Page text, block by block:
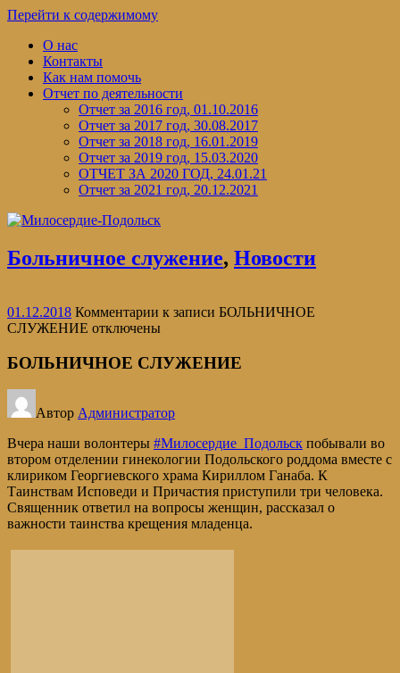
Перейти к содержимому
О нас
Контакты
Как нам помочь
Отчет по деятельности
Отчет за 2016 год, 01.10.2016
Отчет за 2017 год, 30.08.2017
Отчет за 2018 год, 16.01.2019
Отчет за 2019 год, 15.03.2020
ОТЧЕТ ЗА 2020 ГОД, 24.01.21
Отчет за 2021 год, 20.12.2021
Больничное служение, Новости
01.12.2018 Комментарии к записи БОЛЬНИЧНОЕ
СЛУЖЕНИЕ отключены
БОЛЬНИЧНОЕ СЛУЖЕНИЕ
Автор Администратор
Вчера наши волонтеры #Милосердие_Подольск побывали во
втором отделении гинекологии Подольского роддома вместе с
клириком Георгиевского храма Кириллом Ганаба. К
Таинствам Исповеди и Причастия приступили три человека.
Священник ответил на вопросы женщин, рассказал о
важности таинства крещения младенца.